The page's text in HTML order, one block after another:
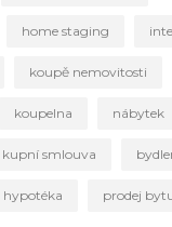
home staging
koupě nemovitosti
koupelna nábytek
kupní smlouva
hypotéka prodej